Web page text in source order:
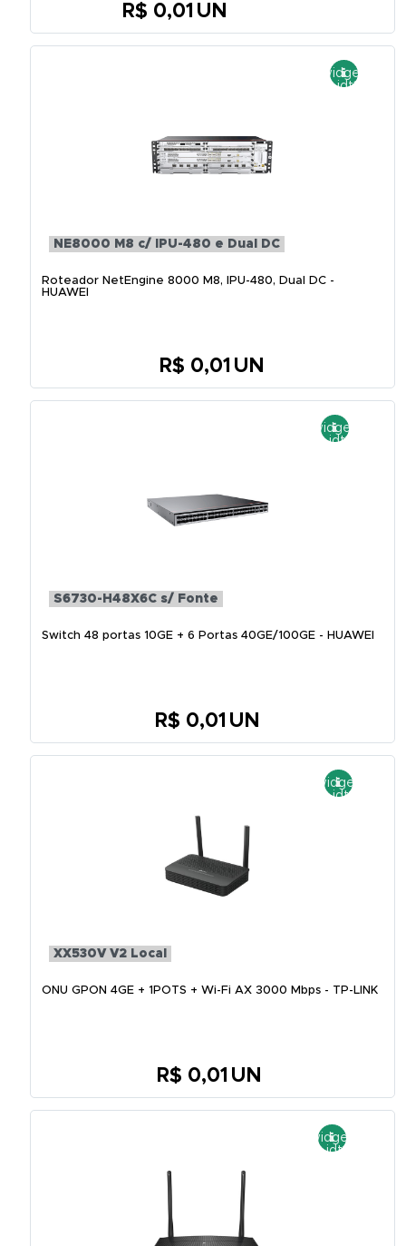
R$ 0,01 UN
NE8000 M8 c/ IPU-480 e Dual DC
Roteador NetEngine 8000 M8, IPU-480, Dual DC -
HUAWEI
R$ 0,01 UN
S6730-H48X6C s/ Fonte
Switch 48 portas 10GE + 6 Portas 40GE/100GE - HUAWEI
R$ 0,01 UN
XX530V V2 Local
ONU GPON 4GE + 1POTS + Wi-Fi AX 3000 Mbps - TP-LINK
R$ 0,01 UN